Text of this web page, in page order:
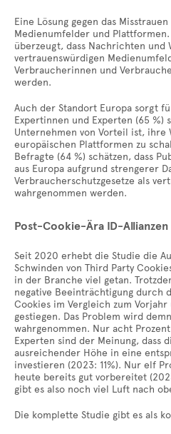
Eine Lösung gegen das
Medienumfelder und
überzeugt, dass Nachrichten und
vertrauenswürdigen
Verbraucherinnen und
werden.
Auch der Standort Europa sorgt
Expertinnen und Experten (65 %)
Unternehmen von Vorteil ist, ihre
europäischen Plattformen zu
Befragte (64 %) schätzen, dass
aus Europa aufgrund strengerer
Verbraucherschutzgesetze als
wahrgenommen werden.
Post-Cookie-Ära ID-
Seit 2020 erhebt die Studie die
Schwinden von Third Party
in der Branche viel getan.
negative Beeinträchtigung durch
Cookies im Vergleich zum
gestiegen. Das Problem wird
wahrgenommen. Nur acht
Experten sind der Meinung, dass
ausreichender Höhe in eine
investieren (2023: 11%). Nur elf
heute bereits gut vorbereitet
gibt es also noch viel Luft nach
Die komplette Studie gibt es als